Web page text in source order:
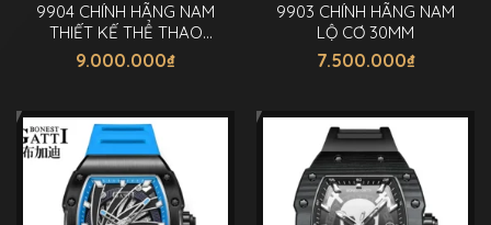
9904 CHÍNH HÃNG NAM
THIẾT KẾ THỂ THAO
45MM
9.000.000₫
9903 CHÍNH HÃNG NAM
LỘ CƠ 30MM
7.500.000₫